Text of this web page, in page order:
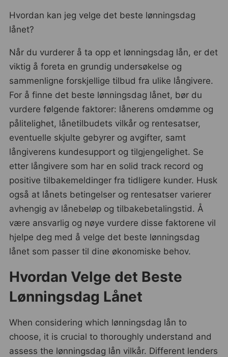
Hvordan kan jeg velge det beste lønningsdag
lånet?
Når du vurderer å ta opp et lønningsdag lån, er det
viktig å foreta en grundig undersøkelse og
sammenligne forskjellige tilbud fra ulike långivere.
For å finne det beste lønningsdag lånet, bør du
vurdere følgende faktorer: lånerens omdømme og
pålitelighet, lånetilbudets vilkår og rentesatser,
eventuelle skjulte gebyrer og avgifter, samt
långiverens kundesupport og tilgjengelighet. Se
etter långivere som har en solid track record og
positive tilbakemeldinger fra tidligere kunder. Husk
også at lånets betingelser og rentesatser varierer
avhengig av lånebeløp og tilbakebetalingstid. Å
være ansvarlig og nøye vurdere disse faktorene vil
hjelpe deg med å velge det beste lønningsdag
lånet som passer til dine økonomiske behov.
Hvordan Velge det Beste
Lønningsdag Lånet
When considering which lønningsdag lån to
choose, it is crucial to thoroughly understand and
assess the lønningsdag lån vilkår. Different lenders